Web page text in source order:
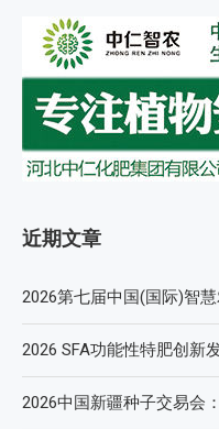
近期文章
2026第七届中国(国际)智
2026 SFA功能性特肥创新
2026中国新疆种子交易会